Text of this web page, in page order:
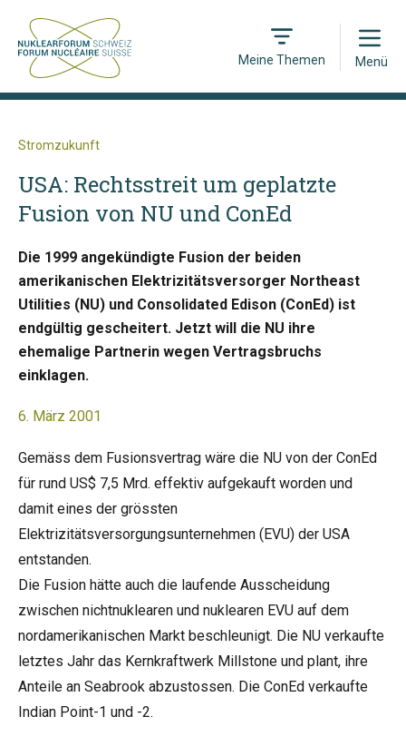
Meine Themen
Open
Menü
Stromzukunft
USA: Rechtsstreit um geplatzte
Fusion von NU und ConEd
Die 1999 angekündigte Fusion der beiden
amerikanischen Elektrizitätsversorger Northeast
Utilities (NU) und Consolidated Edison (ConEd) ist
endgültig gescheitert. Jetzt will die NU ihre
ehemalige Partnerin wegen Vertragsbruchs
einklagen.
6. März 2001
Gemäss dem Fusionsvertrag wäre die NU von der ConEd
für rund US$ 7,5 Mrd. effektiv aufgekauft worden und
damit eines der grössten
Elektrizitätsversorgungsunternehmen (EVU) der USA
entstanden.
Die Fusion hätte auch die laufende Ausscheidung
zwischen nichtnuklearen und nuklearen EVU auf dem
nordamerikanischen Markt beschleunigt. Die NU verkaufte
letztes Jahr das Kernkraftwerk Millstone und plant, ihre
Anteile an Seabrook abzustossen. Die ConEd verkaufte
Indian Point-1 und -2.